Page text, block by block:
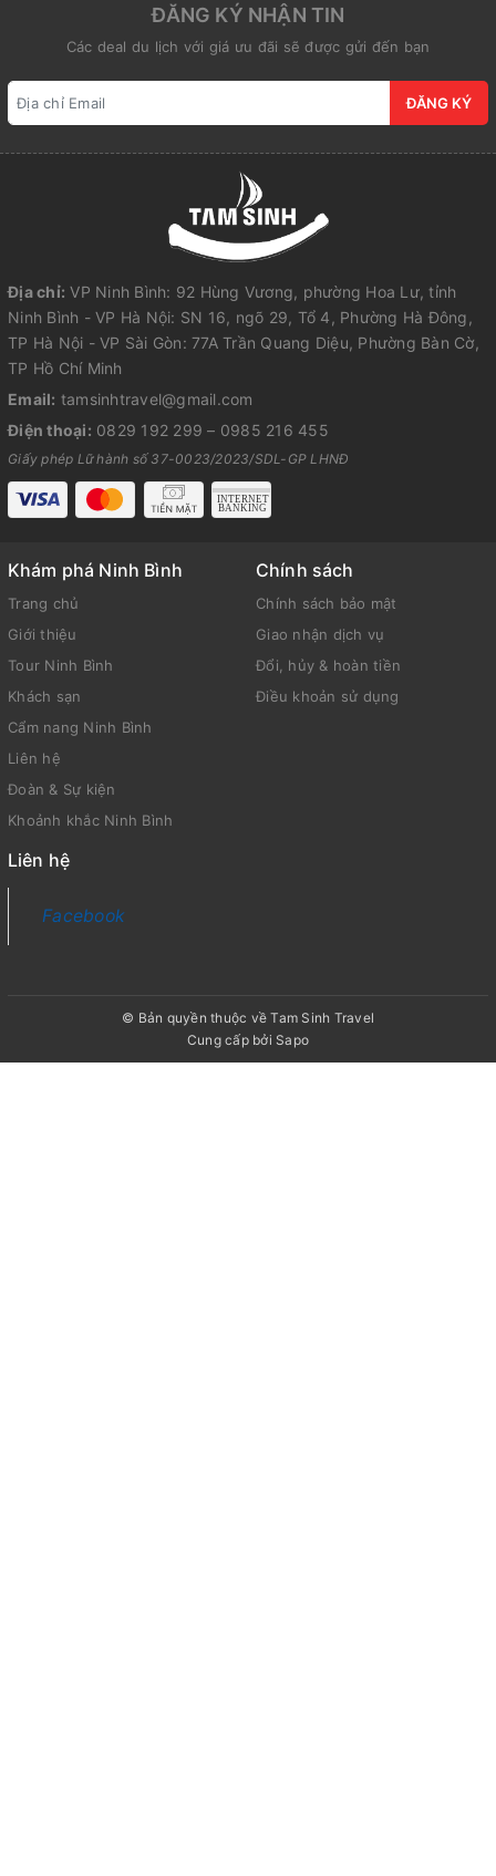
ĐĂNG KÝ NHẬN TIN
Các deal du lịch với giá ưu đãi sẽ được gửi đến bạn
ĐĂNG KÝ
Địa chỉ: VP Ninh Bình: 92 Hùng Vương, phường Hoa Lư, tỉnh
Ninh Bình - VP Hà Nội: SN 16, ngõ 29, Tổ 4, Phường Hà Đông,
TP Hà Nội - VP Sài Gòn: 77A Trần Quang Diệu, Phường Bàn Cờ,
TP Hồ Chí Minh
Email: tamsinhtravel@gmail.com
Điện thoại: 0829 192 299 – 0985 216 455
Giấy phép Lữ hành số 37-0023/2023/SDL-GP LHNĐ
Khám phá Ninh Bình
Trang chủ
Giới thiệu
Tour Ninh Bình
Khách sạn
Cẩm nang Ninh Bình
Liên hệ
Đoàn & Sự kiện
Khoảnh khắc Ninh Bình
Chính sách
Chính sách bảo mật
Giao nhận dịch vụ
Đổi, hủy & hoàn tiền
Điều khoản sử dụng
Liên hệ
Facebook
© Bản quyền thuộc về Tam Sinh Travel
Cung cấp bởi Sapo